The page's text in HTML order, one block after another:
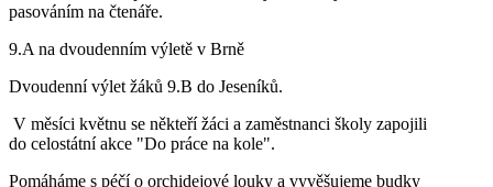
pasováním na čtenáře.
9.A na dvoudenním výletě v Brně
Dvoudenní výlet žáků 9.B do Jeseníků.
V měsíci květnu se někteří žáci a zaměstnanci školy zapojili
do celostátní akce "Do práce na kole".
Pomáháme s péčí o orchidejové louky a vyvěšujeme budky